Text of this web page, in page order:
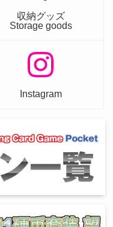
収納グッズ
Storage goods
Instagram